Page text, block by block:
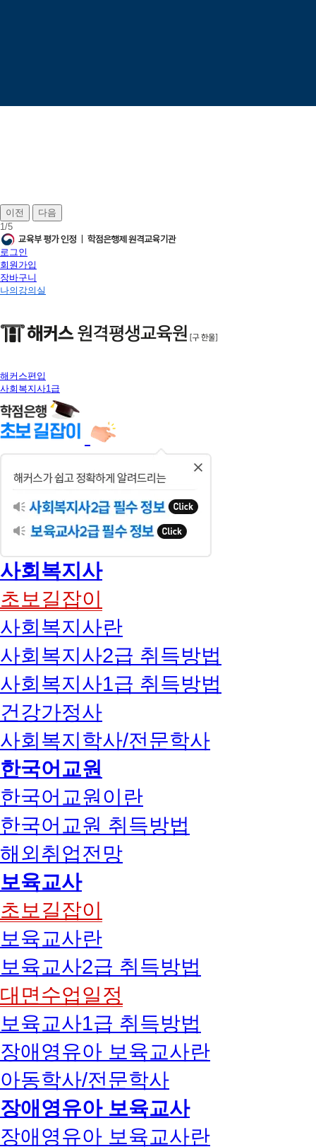
이전
다음
1/5
로그인
회원가입
장바구니
나의강의실
해커스편입
사회복지사1급
사회복지사
초보길잡이
사회복지사란
사회복지사2급 취득방법
사회복지사1급 취득방법
건강가정사
사회복지학사/전문학사
한국어교원
한국어교원이란
한국어교원 취득방법
해외취업전망
보육교사
초보길잡이
보육교사란
보육교사2급 취득방법
대면수업일정
보육교사1급 취득방법
장애영유아 보육교사란
아동학사/전문학사
장애영유아 보육교사
장애영유아 보육교사란